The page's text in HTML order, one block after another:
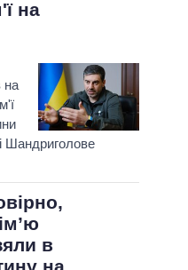
на
на
Шандриголове
в